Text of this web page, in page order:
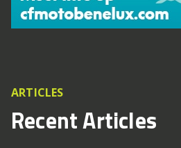
ARTICLES
Recent Articles